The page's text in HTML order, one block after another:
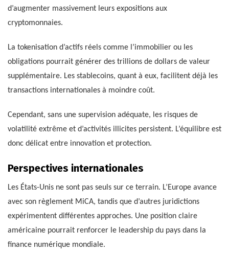
d’augmenter massivement leurs expositions aux
cryptomonnaies.
La tokenisation d’actifs réels comme l’immobilier ou les
obligations pourrait générer des trillions de dollars de valeur
supplémentaire. Les stablecoins, quant à eux, facilitent déjà les
transactions internationales à moindre coût.
Cependant, sans une supervision adéquate, les risques de
volatilité extrême et d’activités illicites persistent. L’équilibre est
donc délicat entre innovation et protection.
Perspectives internationales
Les États-Unis ne sont pas seuls sur ce terrain. L’Europe avance
avec son règlement MiCA, tandis que d’autres juridictions
expérimentent différentes approches. Une position claire
américaine pourrait renforcer le leadership du pays dans la
finance numérique mondiale.